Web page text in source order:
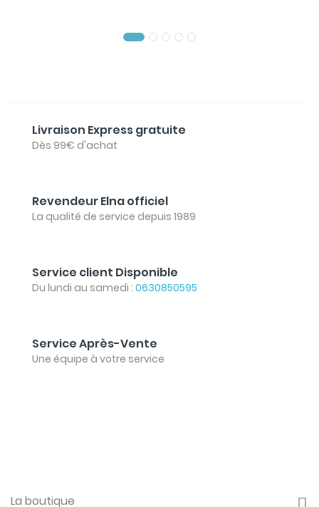
Livraison Express gratuite
Dès 99€ d'achat
Revendeur Elna officiel
La qualité de service depuis 1989
Service client Disponible
Du lundi au samedi : 0630850595
Service Après-Vente
Une équipe à votre service
La boutique